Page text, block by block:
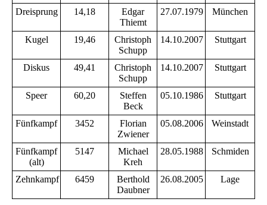
Dreisprung 14,18
Edgar
Thiemt
27.07.1979 München
Kugel 19,46
Christoph
Schupp
14.10.2007 Stuttgart
Diskus 49,41
Christoph
Schupp
14.10.2007 Stuttgart
Speer 60,20
Steffen
Beck
05.10.1986 Stuttgart
Fünfkampf 3452
Florian
Zwiener
05.08.2006 Weinstadt
Fünfkampf
(alt)
5147
Michael
Kreh
28.05.1988 Schmiden
Zehnkampf 6459
Berthold
Daubner
26.08.2005 Lage